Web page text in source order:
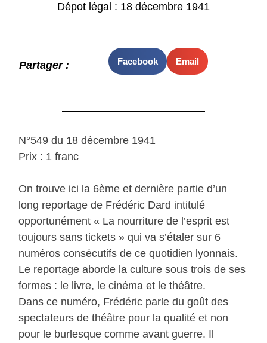
Dépot légal : 18 décembre 1941
Partager : Facebook Email
N°549 du 18 décembre 1941
Prix : 1 franc
On trouve ici la 6ème et dernière partie d’un
long reportage de Frédéric Dard intitulé
opportunément « La nourriture de l’esprit est
toujours sans tickets » qui va s’étaler sur 6
numéros consécutifs de ce quotidien lyonnais.
Le reportage aborde la culture sous trois de ses
formes : le livre, le cinéma et le théâtre.
Dans ce numéro, Frédéric parle du goût des
spectateurs de théâtre pour la qualité et non
pour le burlesque comme avant guerre. Il